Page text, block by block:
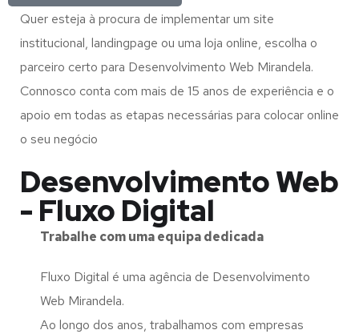
Quer esteja à procura de implementar um site
institucional, landingpage ou uma loja online, escolha o
parceiro certo para Desenvolvimento Web Mirandela.
Connosco conta com mais de 15 anos de experiência e o
apoio em todas as etapas necessárias para colocar online
o seu negócio
Desenvolvimento Web
- Fluxo Digital
Trabalhe com umaequipa dedicada
Fluxo Digital é uma agência de Desenvolvimento
Web Mirandela.
Ao longo dos anos, trabalhamos com empresas